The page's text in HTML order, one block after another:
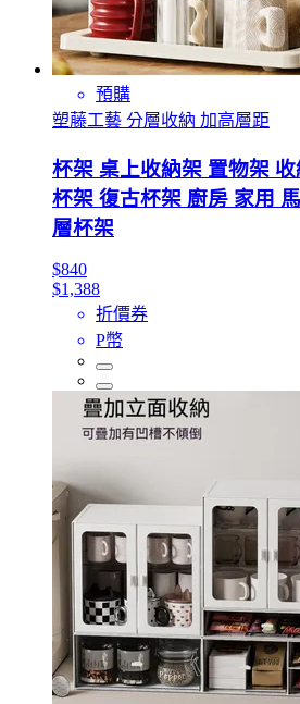
預購
塑藤工藝 分層收納 加高層距
杯架 桌上收納架 置物架
杯架 復古杯架 廚房 家用
層杯架
$840
$1,388
折價券
P幣